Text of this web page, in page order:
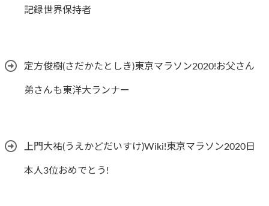
記録世界保持者
定方俊樹(さだかたとしき)東京マラソン2020!お父さん
弟さんも東洋大ランナー
上門大祐(うえかどだいすけ)Wiki!東京マラソン2020日
本人3位おめでとう!